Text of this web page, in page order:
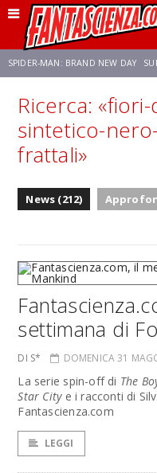
SPIDER-MAN: BRAND NEW DAY
FRANCO RICCIARDIELLO ZENDAYA
Ricerca:
sintetico-
frattali»
News (212)
settimana di
DI S* DOMENICA 31
La serie spin-off di The
Star Citye i racconti di
Fantascienza.com
LEGGI